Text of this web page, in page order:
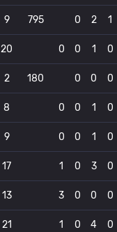
9 795 0 2 1
20 0 0 1 0
2 180 0 0 0
8 0 0 1 0
9 0 0 1 0
17 1 0 3 0
13 3 0 0 0
21 1 0 4 0